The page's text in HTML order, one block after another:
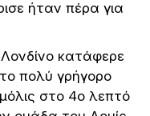
ήταν πέρα για
κατάφερε
πολύ γρήγορο
στο 4ο λεπτό